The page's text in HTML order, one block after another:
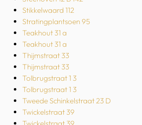
Stikkelwaard 112
Stratingplantsoen 95
Teakhout 31 a
Teakhout 31 a
Thijmstraat 33
Thijmstraat 33
Tolbrugstraat 1 3
Tolbrugstraat 1 3
Tweede Schinkelstraat 23 D
Twickelstraat 39
Twickelstraat 39